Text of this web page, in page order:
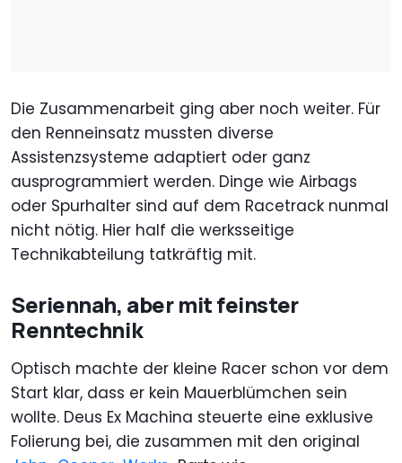
Die Zusammenarbeit ging aber noch weiter. Für
den Renneinsatz mussten diverse
Assistenzsysteme adaptiert oder ganz
ausprogrammiert werden. Dinge wie Airbags
oder Spurhalter sind auf dem Racetrack nunmal
nicht nötig. Hier half die werksseitige
Technikabteilung tatkräftig mit.
Seriennah, aber mit feinster
Renntechnik
Optisch machte der kleine Racer schon vor dem
Start klar, dass er kein Mauerblümchen sein
wollte. Deus Ex Machina steuerte eine exklusive
Folierung bei, die zusammen mit den original